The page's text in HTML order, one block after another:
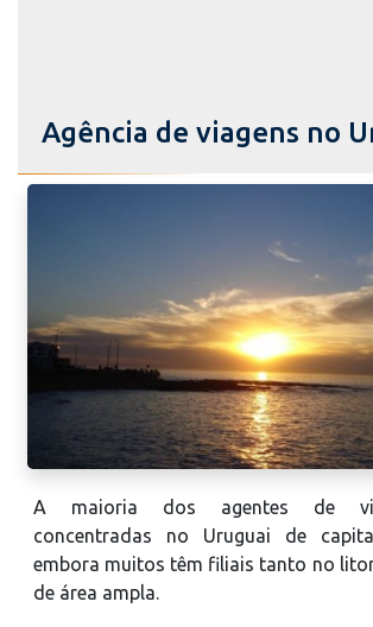
Agência de viagens no
A maioria dos agentes de
concentradas no Uruguai de
embora muitos têm filiais tanto no
de área ampla.